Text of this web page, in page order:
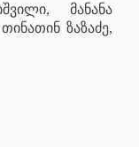
მანანა
ზაზაძე,